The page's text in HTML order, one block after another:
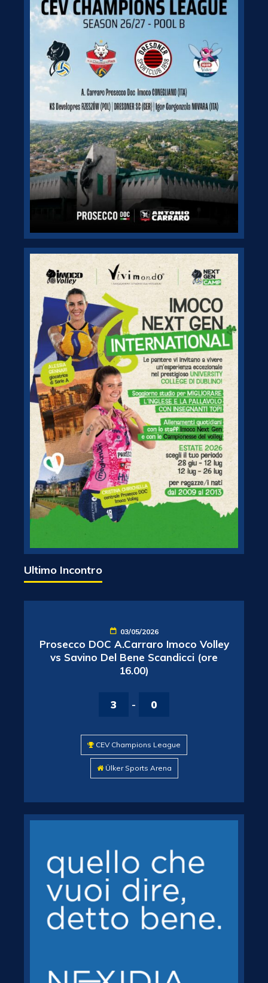
Ultimo Incontro
03/05/2026
Prosecco DOC A.Carraro Imoco Volley
vs Savino Del Bene Scandicci (ore
16.00)
3 - 0
CEV Champions League
Ülker Sports Arena